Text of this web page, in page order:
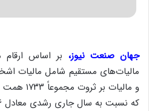
جهان صنعت نیوز، بر اساس
مالیات‌های مستقیم شامل مالیات
و مالیات
که نسبت به سال جاری رشدی معادل ۴۶ درصد را نشان می‌دهد.